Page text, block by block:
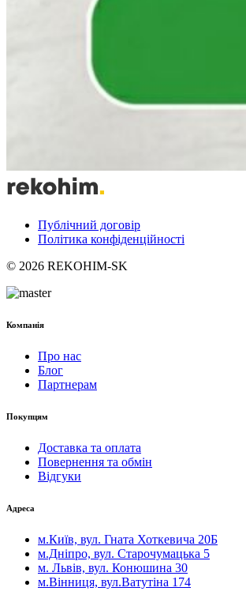
Публічний договір
Політика конфіденційності
© 2026 REKOHIM-SK
Компанія
Про нас
Блог
Партнерам
Покупцям
Доставка та оплата
Повернення та обмін
Відгуки
Адреса
м.Київ, вул. Гната Хоткевича 20Б
м.Дніпро, вул. Старочумацька 5
м. Львів, вул. Конюшина 30
м.Вінниця, вул.Ватутіна 174